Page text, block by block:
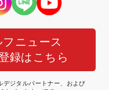
ニュース
録はこちら
デジタルパートナー、および